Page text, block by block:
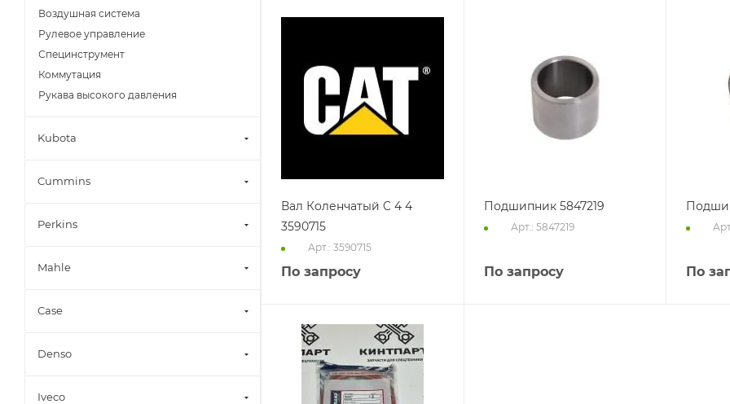
Вал Коленчатый C 4 4
3590715
Арт.: 3590715
По запросу
Подшипник 5847219
Арт.: 5847219
По запросу По
Воздушная система
Рулевое управление
Специнструмент
Коммутация
Рукава высокого давления
Kubota
Cummins
Perkins
Mahle
Case
Denso
Iveco